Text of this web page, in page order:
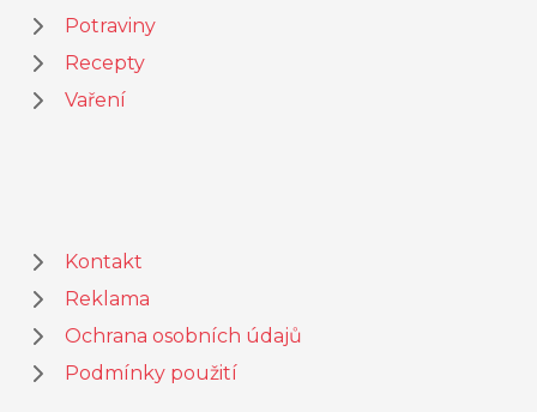
Potraviny
Recepty
Vaření
Kontakt
Reklama
Ochrana osobních údajů
Podmínky použití